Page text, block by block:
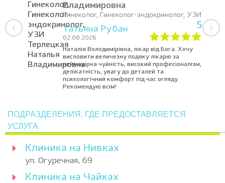
Владимировна
Гинеколог, Гинеколог-эндокринолог, УЗИ
Татьяна Рубан
02.08.2026
5
Наталія Володимірівна, лікар від Бога. Хочу
висловити величезну подяку лікарю за
неймовірна чуйність, високий професіоналізм,
делікатність, увагу до деталей та
психологічний комфорт під час огляду.
Рекомендую всім!
ПОДРАЗДЕЛЕНИЯ, ГДЕ ПРЕДОСТАВЛЯЕТСЯ
УСЛУГА
Клиника на Нивках
ул. Огуречная, 69
Клиника на Чайках